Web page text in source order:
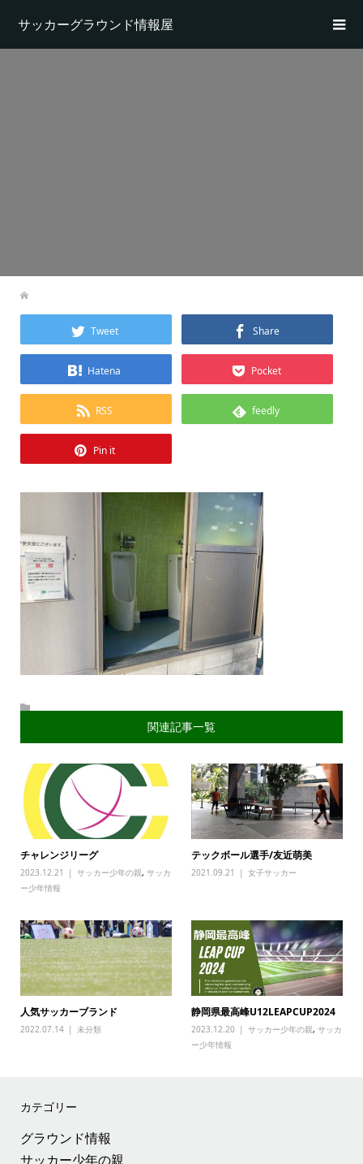
サッカーグラウンド情報屋
Tweet Share
Hatena Pocket
RSS feedly
Pin it
関連記事一覧
チャレンジリーグ
2023.12.21 サッカー少年の親, サッカ
ー少年情報
テックボール選手/友近萌美
2021.09.21 女子サッカー
人気サッカーブランド
2022.07.14 未分類
静岡県最高峰U12LEAPCUP2024
2023.12.20 サッカー少年の親,サッカ
ー少年情報
カテゴリー
グラウンド情報
サッカー少年の親